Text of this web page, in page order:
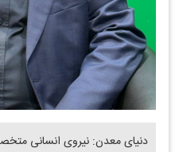
دنیای معدن: نیروی انسانی